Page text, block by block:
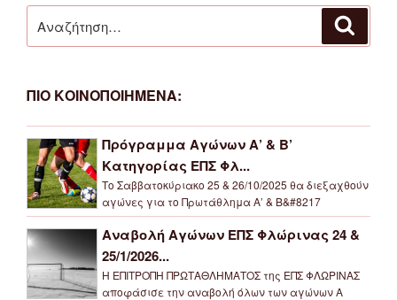
για:
ΠΙΟ ΚΟΙΝΟΠΟΙΗΜΕΝΑ:
Πρόγραμμα Αγώνων Α’ & Β’
Κατηγορίας ΕΠΣ Φλ...
Το Σαββατοκύριακο 25 & 26/10/2025 θα διεξαχθούν
αγώνες για το Πρωτάθλημα Α’ & Β&#8217
Αναβολή Αγώνων ΕΠΣ Φλώρινας 24 &
25/1/2026...
Η ΕΠΙΤΡΟΠΗ ΠΡΩΤΑΘΛΗΜΑΤΟΣ της ΕΠΣ ΦΛΩΡΙΝΑΣ
αποφάσισε την αναβολή όλων των αγώνων Α